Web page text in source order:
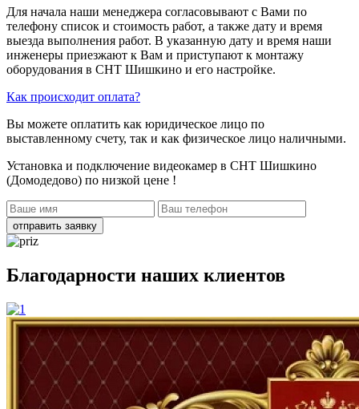
Для начала наши менеджера согласовывают с Вами по
телефону список и стоимость работ, а также дату и время
выезда выполнения работ. В указанную дату и время наши
инженеры приезжают к Вам и приступают к монтажу
оборудования в СНТ Шишкино и его настройке.
Как происходит оплата?
Вы можете оплатить как юридическое лицо по
выставленному счету, так и как физическое лицо наличными.
Установка и подключение видеокамер в СНТ Шишкино
(Домодедово) по низкой цене !
отправить заявку
Благодарности наших клиентов